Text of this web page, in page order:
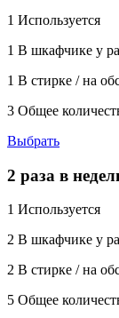
1 Используется
1 В шкафчике у
1 В стирке / на
3 Общее
Выбрать
2 раза в
1 Используется
2 В шкафчике у
2 В стирке / на
5 Общее